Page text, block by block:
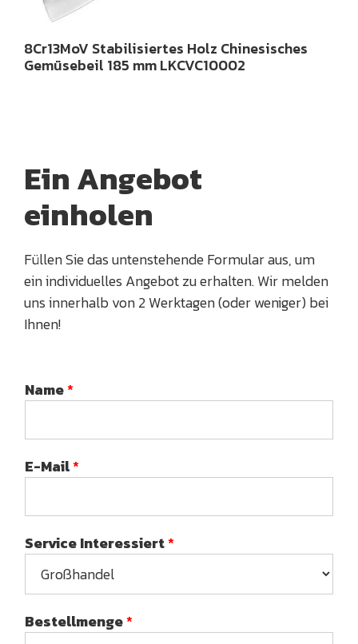
8Cr13MoV Stabilisiertes Holz Chinesisches
Gemüsebeil 185 mm LKCVC10002
Ein Angebot
einholen
Füllen Sie das untenstehende Formular aus, um
ein individuelles Angebot zu erhalten. Wir melden
uns innerhalb von 2 Werktagen (oder weniger) bei
Ihnen!
Name*
E-Mail*
Service Interessiert*
Bestellmenge*